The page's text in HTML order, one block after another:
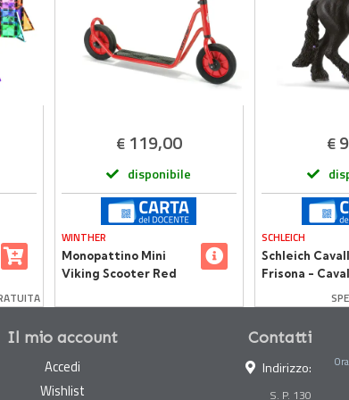
€ 119,00
disponibile
WINTHER
Monopattino Mini
Viking Scooter Red
€
SCHLEICH
Schleich
Frisona -
Il mio account
Accedi
Wishlist
Contatti
Indirizzo:
S. P. 130